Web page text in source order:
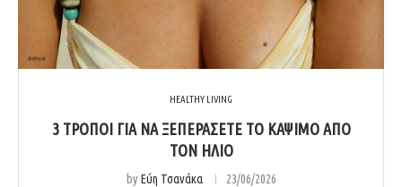
HEALTHY LIVING
3 ΤΡΌΠΟΙ ΓΙΑ ΝΑ ΞΕΠΕΡΆΣΕΤΕ ΤΟ ΚΆΨΙΜΟ ΑΠΌ
ΤΟΝ ΉΛΙΟ
byΕύη Τσανάκα 23/06/2026